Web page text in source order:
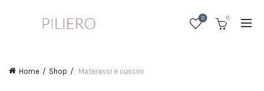
0 0
Home Shop Materassi e cuscini